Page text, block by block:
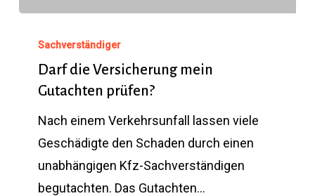
Versicherung
mein
Gutachten
prüfen?
Sachverständiger
Darf die Versicherung mein
Gutachten prüfen?
Nach einem Verkehrsunfall lassen viele
Geschädigte den Schaden durch einen
unabhängigen Kfz-Sachverständigen
begutachten. Das Gutachten…